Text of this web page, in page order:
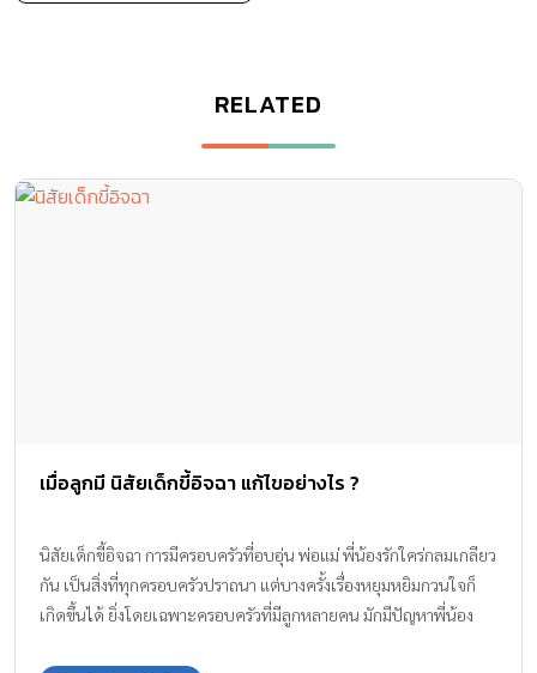
RELATED
เมื่อลูกมี นิสัยเด็กขี้อิจฉา แก้ไขอย่างไร ?
นิสัยเด็กขี้อิจฉา การมีครอบครัวที่อบอุ่น พ่อแม่ พี่น้องรักใคร่กลมเกลียว
กัน เป็นสิ่งที่ทุกครอบครัวปราถนา แต่บางครั้งเรื่องหยุมหยิมกวนใจก็
เกิดขึ้นได้ ยิ่งโดยเฉพาะครอบครัวที่มีลูกหลายคน มักมีปัญหาพี่น้อง